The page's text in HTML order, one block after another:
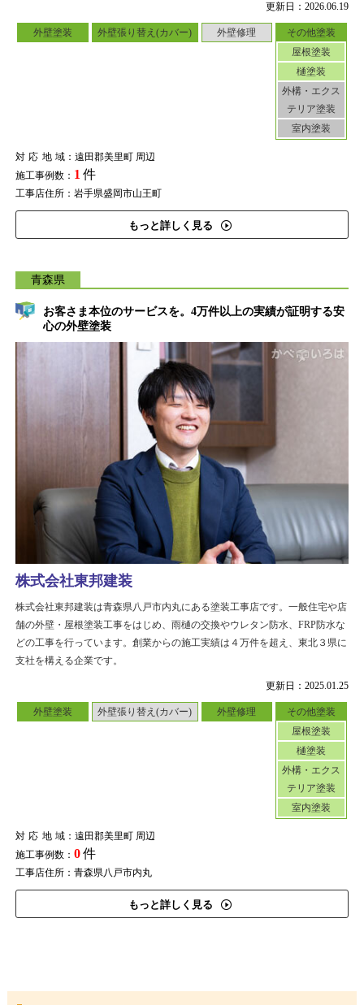
更新日：2026.06.19
外壁塗装 外壁張り替え(カバー) 外壁修理
その他塗装
屋根塗装
樋塗装
外構・エクス
テリア塗装
室内塗装
対応地域：遠田郡美里町 周辺
施工事例数： 1 件
工事店住所：岩手県盛岡市山王町
もっと詳しく見る
青森県
お客さま本位のサービスを。4万件以上の実績が証明する安
心の外壁塗装
更新日：2025.01.25
外壁塗装 外壁張り替え(カバー) 外壁修理
その他塗装
屋根塗装
樋塗装
外構・エクス
テリア塗装
室内塗装
対応地域：遠田郡美里町 周辺
施工事例数： 0件
工事店住所：青森県八戸市内丸
もっと詳しく見る
株式会社東邦建装
株式会社東邦建装は青森県八戸市内丸にある塗装工事店です。一般住宅や店
舗の外壁・屋根塗装工事をはじめ、雨樋の交換やウレタン防水、FRP防水な
どの工事を行っています。創業からの施工実績は４万件を超え、東北３県に
支社を構える企業です。